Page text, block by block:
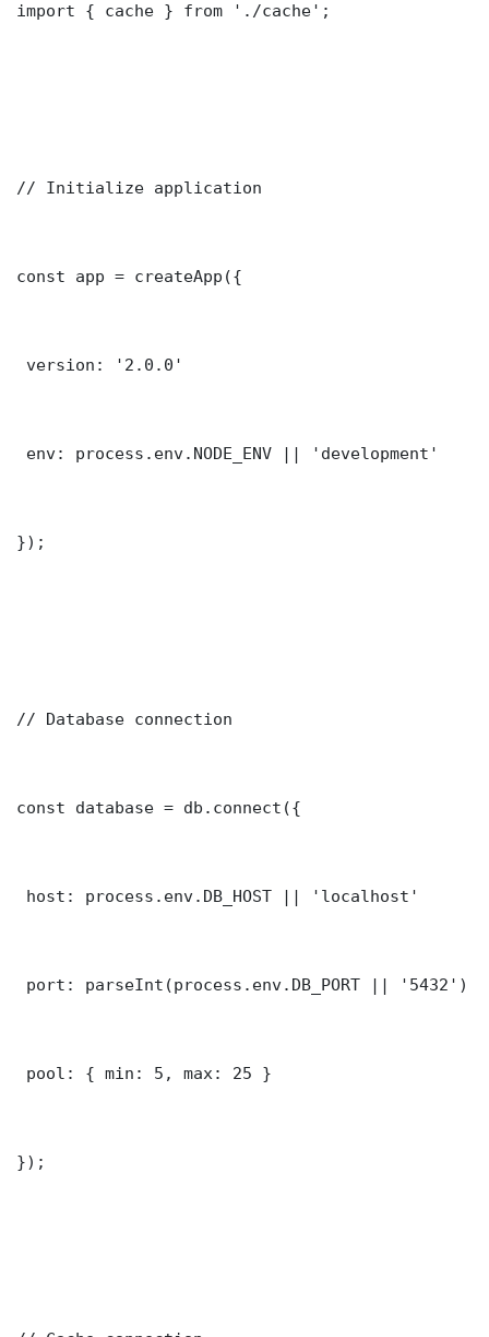
import { cache } from './cache';
// Initialize application
const app = createApp({
version: '2.0.0'
env: process.env.NODE_ENV || 'development'
});
// Database connection
const database = db.connect({
host: process.env.DB_HOST || 'localhost'
port: parseInt(process.env.DB_PORT || '5432')
pool: { min: 5, max: 25 }
});